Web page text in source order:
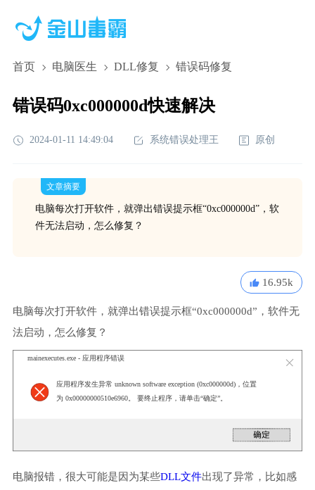
首页 电脑医生 DLL修复 错误码修复
错误码0xc000000d快速解决
2024-01-11 14:49:04 系统错误处理王 原创
文章摘要
电脑每次打开软件，就弹出错误提示框“0xc000000d”，软
件无法启动，怎么修复？
16.95k
电脑每次打开软件，就弹出错误提示框“0xc000000d”，软件无
法启动，怎么修复？
mainexecutes.exe - 应用程序错误
应用程序发生异常 unknown software exception (0xc000000d)，位置
为 0x00000000510e6960。 要终止程序，请单击“确定”。
电脑报错，很大可能是因为某些DLL文件出现了异常，比如感